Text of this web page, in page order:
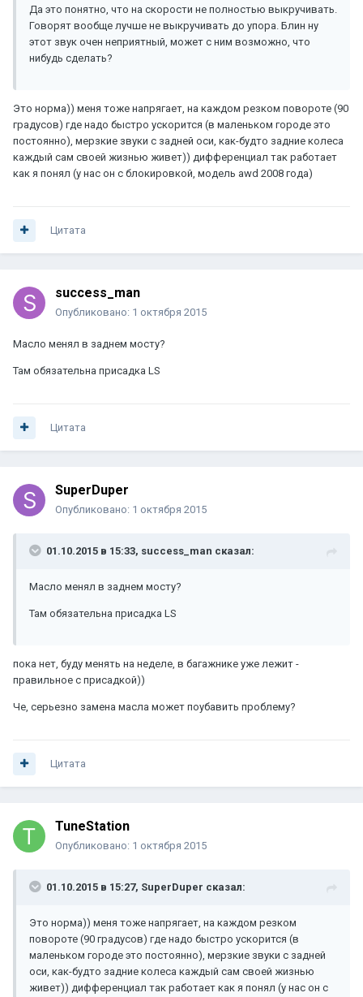
Да это понятно, что на скорости не полностью выкручивать.
Говорят вообще лучше не выкручивать до упора. Блин ну
этот звук очен неприятный, может с ним возможно, что
нибудь сделать?
Это норма)) меня тоже напрягает, на каждом резком повороте (90
градусов) где надо быстро ускорится (в маленьком городе это
постоянно), мерзкие звуки с задней оси, как-будто задние колеса
каждый сам своей жизнью живет)) дифференциал так работает
как я понял (у нас он с блокировкой, модель awd 2008 года)
Цитата
success_man
Опубликовано: 1 октября 2015
Масло менял в заднем мосту?
Там обязательна присадка LS
Цитата
SuperDuper
Опубликовано: 1 октября 2015
01.10.2015 в 15:33, success_man сказал:
Масло менял в заднем мосту?
Там обязательна присадка LS
пока нет, буду менять на неделе, в багажнике уже лежит -
правильное с присадкой))
Че, серьезно замена масла может поубавить проблему?
Цитата
TuneStation
Опубликовано: 1 октября 2015
01.10.2015 в 15:27, SuperDuper сказал:
Это норма)) меня тоже напрягает, на каждом резком
повороте (90 градусов) где надо быстро ускорится (в
маленьком городе это постоянно), мерзкие звуки с задней
оси, как-будто задние колеса каждый сам своей жизнью
живет)) дифференциал так работает как я понял (у нас он с